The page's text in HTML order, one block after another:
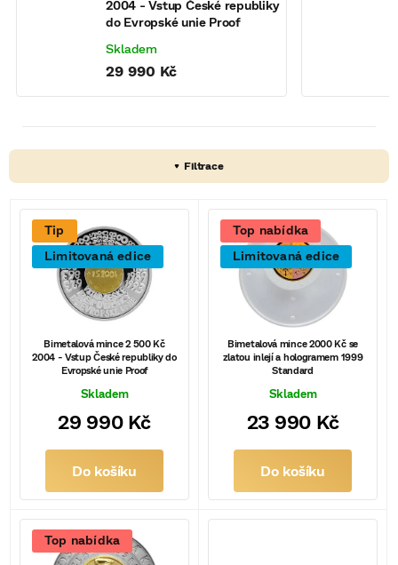
2004 - Vstup České republiky
do Evropské unie Proof
Skladem
29 990 Kč
V
u
k
Tip
Limitovaná edice
Bimetalová mince 2 500 Kč
2004 - Vstup České republiky do
Evropské unie Proof
Skladem
29 990 Kč
Do košíku
Top nabídka
Limitovaná edice
Bimetalová mince 2000 Kč se
zlatou inlejí a hologramem 1999
Standard
Skladem
23 990 Kč
Do košíku
Top nabídka